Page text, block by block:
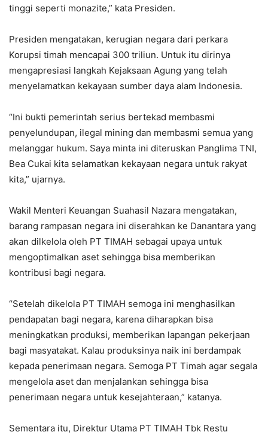
tinggi seperti monazite,” kata Presiden.
Presiden mengatakan, kerugian negara dari perkara
Korupsi timah mencapai 300 triliun. Untuk itu dirinya
mengapresiasi langkah Kejaksaan Agung yang telah
menyelamatkan kekayaan sumber daya alam Indonesia.
“Ini bukti pemerintah serius bertekad membasmi
penyelundupan, ilegal mining dan membasmi semua yang
melanggar hukum. Saya minta ini diteruskan Panglima TNI,
Bea Cukai kita selamatkan kekayaan negara untuk rakyat
kita,” ujarnya.
Wakil Menteri Keuangan Suahasil Nazara mengatakan,
barang rampasan negara ini diserahkan ke Danantara yang
akan dilkelola oleh PT TIMAH sebagai upaya untuk
mengoptimalkan aset sehingga bisa memberikan
kontribusi bagi negara.
“Setelah dikelola PT TIMAH semoga ini menghasilkan
pendapatan bagi negara, karena diharapkan bisa
meningkatkan produksi, memberikan lapangan pekerjaan
bagi masyatakat. Kalau produksinya naik ini berdampak
kepada penerimaan negara. Semoga PT Timah agar segala
mengelola aset dan menjalankan sehingga bisa
penerimaan negara untuk kesejahteraan,” katanya.
Sementara itu, Direktur Utama PT TIMAH Tbk Restu